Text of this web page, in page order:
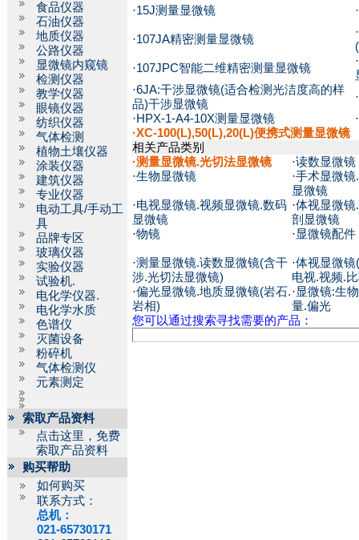
食品仪器
石油仪器
地质仪器
公路仪器
显微镜内窥镜
检测仪器
教学仪器
眼镜仪器
纺织仪器
气体检测
植物土壤仪器
涂装仪器
建筑仪器
专业仪器
电动工具/手动工
具
品牌专区
玻璃仪器
实验仪器
试验机.
电化学仪器.
电化学水质
色谱仪
灭菌设备
粉碎机
气体检测仪
元素测定
索取产品资料
点击这里，免费
索取产品资料
购买帮助
如何购买
联系方式：
总机：
021-65730171
·15J测量显微镜 ·
·107JA精密测量显微镜
·
·107JPC智能二维精密测量显微镜
·
·6JA:干涉显微镜(适合检测光洁度高的样
品)干涉显微镜
·
·HPX-1-A4-10X测量显微镜
·
·XC-100(L),50(L),20(L)便携式测量显微镜
相关产品类别
·测量显微镜.光切法显微镜 ·读数显微镜
·生物显微镜 ·手术显微镜
显微镜
·电视显微镜.视频显微镜.数码
显微镜
·体视显微镜
剖显微镜
·物镜 ·显微镜配件
·测量显微镜.读数显微镜(含干
涉.光切法显微镜)
·体视显微镜
电视.视频.
·偏光显微镜.地质显微镜(岩石.
岩相)
·显微镜:生
量.偏光
您可以通过搜索寻找需要的产品：